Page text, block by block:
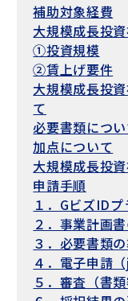
補助対象経費
大規模成長投
①投資規模
②賃上げ要件
大規模成長投
て
必要書類につ
加点について
大規模成長投
申請手順
１．GビズID
２．事業計画
３．必要書類
４．電子申請（
５．審査（書